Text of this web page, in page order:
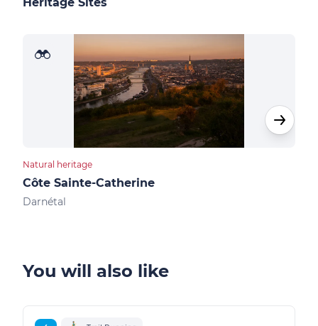
Natural heritage
Côte Sainte-Catherine
Darnétal
You will also like